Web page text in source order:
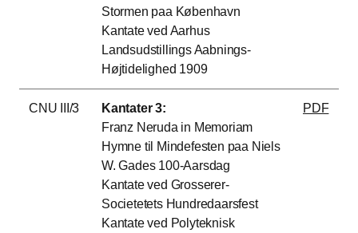
Stormen paa København
Kantate ved Aarhus
Landsudstillings Aabnings-
Højtidelighed 1909
CNU III/3
Kantater 3:
Franz Neruda in Memoriam
Hymne til Mindefesten paa Niels
W. Gades 100-Aarsdag
Kantate ved Grosserer-
Societetets Hundredaarsfest
Kantate ved Polyteknisk
PDF